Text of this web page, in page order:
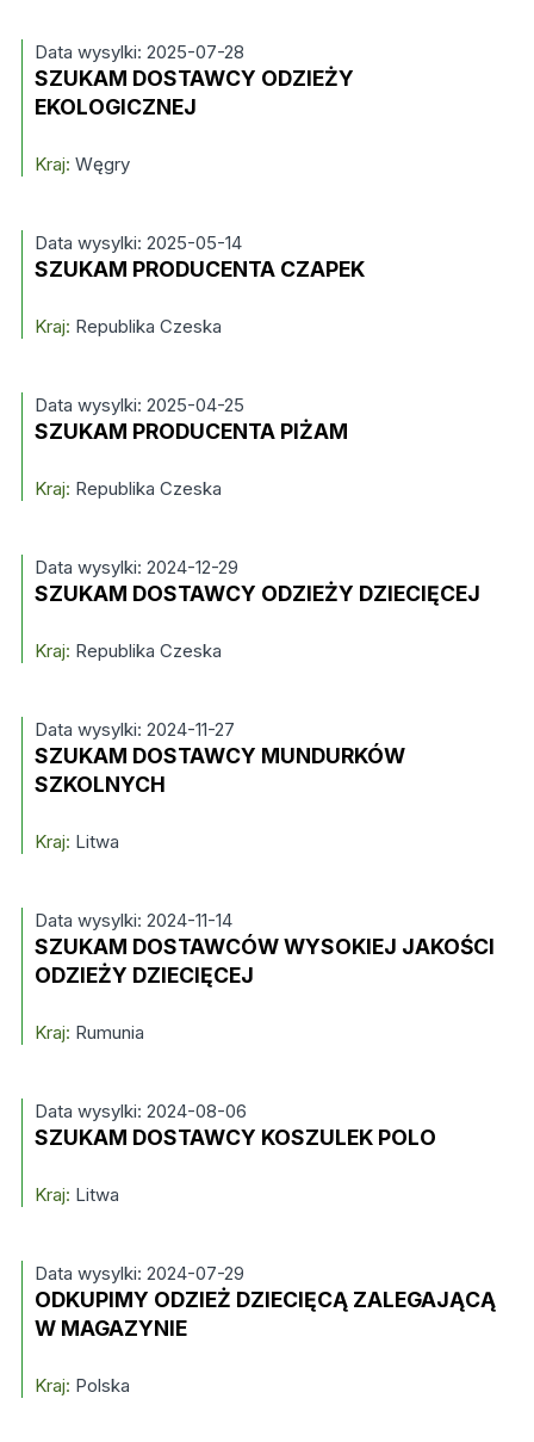
Data wysylki: 2025-07-28
SZUKAM DOSTAWCY ODZIEŻY
EKOLOGICZNEJ
Kraj: Węgry
Data wysylki: 2025-05-14
SZUKAM PRODUCENTA CZAPEK
Kraj: Republika Czeska
Data wysylki: 2025-04-25
SZUKAM PRODUCENTA PIŻAM
Kraj: Republika Czeska
Data wysylki: 2024-12-29
SZUKAM DOSTAWCY ODZIEŻY DZIECIĘCEJ
Kraj: Republika Czeska
Data wysylki: 2024-11-27
SZUKAM DOSTAWCY MUNDURKÓW
SZKOLNYCH
Kraj: Litwa
Data wysylki: 2024-11-14
SZUKAM DOSTAWCÓW WYSOKIEJ JAKOŚCI
ODZIEŻY DZIECIĘCEJ
Kraj: Rumunia
Data wysylki: 2024-08-06
SZUKAM DOSTAWCY KOSZULEK POLO
Kraj: Litwa
Data wysylki: 2024-07-29
ODKUPIMY ODZIEŻ DZIECIĘCĄ ZALEGAJĄCĄ
W MAGAZYNIE
Kraj: Polska